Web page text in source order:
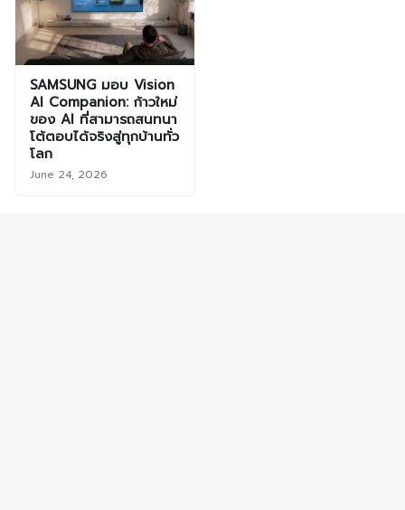
SAMSUNG มอบ Vision
AI Companion: ก้าวใหม่
ของ AI ที่สามารถสนทนา
โต้ตอบได้จริงสู่ทุกบ้านทั่ว
โลก
June 24, 2026